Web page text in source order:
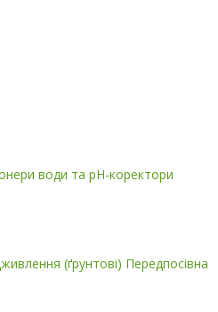
води та pH-коректори
(ґрунтові) Передпосівна